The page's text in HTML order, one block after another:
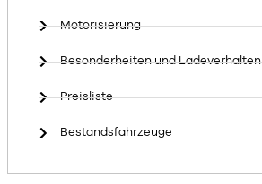
Motorisierung
Besonderheiten und Ladeverhalten
Preisliste
Bestandsfahrzeuge